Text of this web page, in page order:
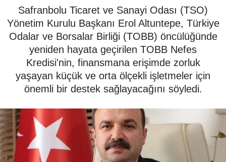
Safranbolu Ticaret ve Sanayi Odası (TSO)
Yönetim Kurulu Başkanı Erol Altuntepe, Türkiye
Odalar ve Borsalar Birliği (TOBB) öncülüğünde
yeniden hayata geçirilen TOBB Nefes
Kredisi'nin, finansmana erişimde zorluk
yaşayan küçük ve orta ölçekli işletmeler için
önemli bir destek sağlayacağını söyledi.
ÖZEL HABER
SAĞLIK
SPOR
ÇEVRE
YAŞAM
BİLİM - TEKNOLOJİ